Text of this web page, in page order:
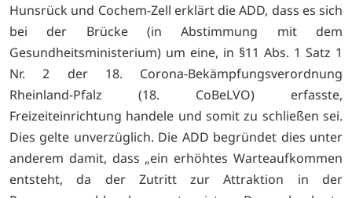
Hunsrück und Cochem-Zell erklärt die ADD, dass es sich
bei der Brücke (in Abstimmung mit dem
Gesundheitsministerium) um eine, in §11 Abs. 1 Satz 1
Nr. 2 der 18. Corona-Bekämpfungsverordnung
Rheinland-Pfalz (18. CoBeLVO) erfasste,
Freizeiteinrichtung handele und somit zu schließen sei.
Dies gelte unverzüglich. Die ADD begründet dies unter
anderem damit, dass „ein erhöhtes Warteaufkommen
entsteht, da der Zutritt zur Attraktion in der